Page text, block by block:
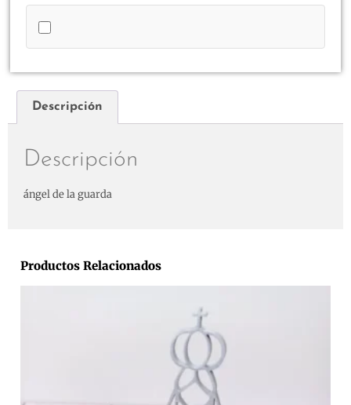
Descripción
Descripción
ángel de la guarda
Productos Relacionados